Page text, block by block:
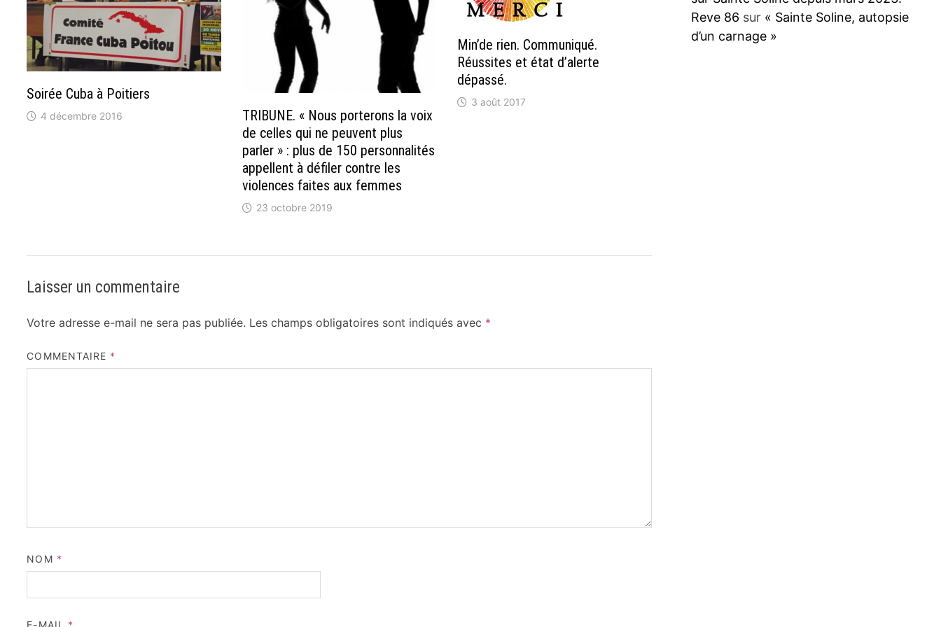
Soirée Cuba à Poitiers
4 décembre 2016
TRIBUNE. « Nous porterons la voix
de celles qui ne peuvent plus
parler » : plus de 150 personnalités
appellent à défiler contre les
violences faites aux femmes
23 octobre 2019
Min’de rien. Communiqué.
Réussites et état d’alerte
dépassé.
3 août 2017
Laisser un commentaire
Votre adresse e-mail ne sera pas publiée. Les champs obligatoires sont indiqués avec *
COMMENTAIRE *
NOM *
E-MAIL *
Reve 86 sur « Sainte Soline, autopsie
d’un carnage »